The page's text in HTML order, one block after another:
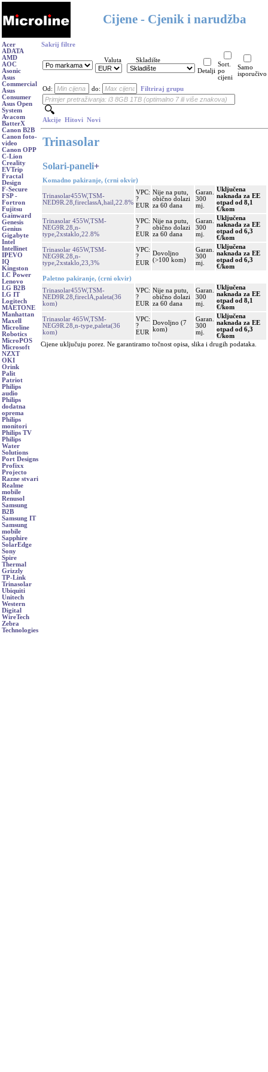
Cijene - Cjenik i narudžba
Acer
ADATA
AMD
AOC
Asonic
Asus
Commercial
Asus
Consumer
Asus Open
System
Avacom
BatterX
Canon B2B
Canon foto-
video
Canon OPP
C-Lion
Creality
EVTrip
Fractal
Design
F-Secure
FSP -
Fortron
Fujitsu
Gainward
Genesis
Genius
Gigabyte
Intel
Intellinet
IPEVO
IQ
Kingston
LC Power
Lenovo
LG B2B
LG IT
Logitech
MAETONE
Manhattan
Maxell
Microline
Robotics
MicroPOS
Microsoft
NZXT
OKI
Orink
Palit
Patriot
Philips
audio
Philips
dodatna
oprema
Philips
monitori
Philips TV
Philips
Water
Solutions
Port Designs
Profixx
Projecto
Razne stvari
Realme
mobile
Renusol
Samsung
B2B
Samsung IT
Samsung
mobile
Sapphire
SolarEdge
Sony
Spire
Thermal
Grizzly
TP-Link
Trinasolar
Ubiquiti
Unitech
Western
Digital
WireTech
Zebra
Technologies
Sakrij filtre
Valuta
Skladište
Detalji
Sort.
po
cijeni
Samo
isporučivo
Od: do: Filtriraj grupu
Akcije Hitovi Novi
Trinasolar
Solari-paneli+
Komadno pakiranje, (crni okvir)
Trinasolar455W,TSM-
NED9R.28,fireclassA,hail,22.8%
VPC:
?
EUR
Nije na putu,
obično dolazi
za 60 dana
Garan.
300
mj.
Uključena
naknada za EE
otpad od 8,1
€/kom
Trinasolar 455W,TSM-
NEG9R.28,n-
type,2xstaklo,22.8%
VPC:
?
EUR
Nije na putu,
obično dolazi
za 60 dana
Garan.
300
mj.
Uključena
naknada za EE
otpad od 6,3
€/kom
Trinasolar 465W,TSM-
NEG9R.28,n-
type,2xstaklo,23,3%
VPC:
?
EUR
Dovoljno
(>100 kom)
Garan.
300
mj.
Uključena
naknada za EE
otpad od 6,3
€/kom
Paletno pakiranje, (crni okvir)
Trinasolar455W,TSM-
NED9R.28,fireclA,paleta(36
kom)
VPC:
?
EUR
Nije na putu,
obično dolazi
za 60 dana
Garan.
300
mj.
Uključena
naknada za EE
otpad od 8,1
€/kom
Trinasolar 465W,TSM-
NEG9R.28,n-type,paleta(36
kom)
VPC:
?
EUR
Dovoljno (7
kom)
Garan.
300
mj.
Uključena
naknada za EE
otpad od 6,3
€/kom
Cijene uključuju porez. Ne garantiramo točnost opisa, slika i drugih podataka.